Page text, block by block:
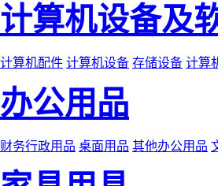
计算机设备及
计算机配件 计算机设备 存储设备 计算
办公用品
财务行政用品 桌面用品 其他办公用品